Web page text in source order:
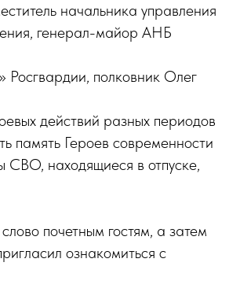
начальника управления
генерал-майор АНБ
полковник Олег
действий разных периодов
память Героев современности
СВО, находящиеся в отпуске,
почетным гостям, а затем
ознакомиться с